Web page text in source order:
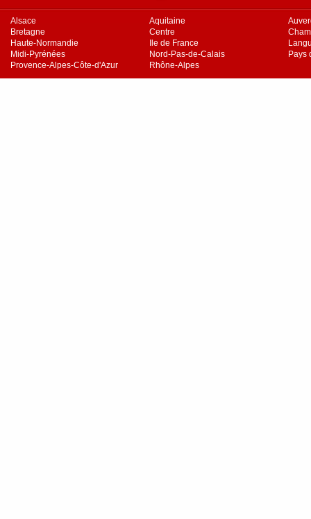
Alsace Aquitaine
Bretagne
Centre
Haute-Normandie
Ile de France
Midi-Pyrénées
Nord-Pas-de-Calais
Pays
Provence-Alpes-Côte-d'Azur
Rhône-Alpes